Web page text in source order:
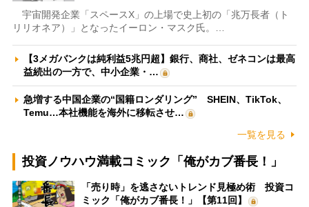
宇宙開発企業「スペースX」の上場で史上初の「兆万長者（ト
リリオネア）」となったイーロン・マスク氏。…
【3メガバンクは純利益5兆円超】銀行、商社、ゼネコンは最高
益続出の一方で、中小企業・…
急増する中国企業の“国籍ロンダリング” SHEIN、TikTok、
Temu…本社機能を海外に移転させ…
一覧を見る
投資ノウハウ満載コミック「俺がカブ番長！」
「売り時」を逃さないトレンド見極め術 投資コ
ミック「俺がカブ番長！」【第11回】